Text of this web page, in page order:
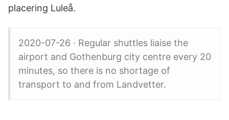
placering Luleå.
2020-07-26 · Regular shuttles liaise the
airport and Gothenburg city centre every 20
minutes, so there is no shortage of
transport to and from Landvetter.